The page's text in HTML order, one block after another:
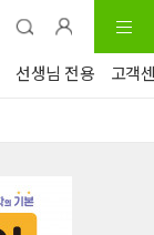
선생님 전용 고객